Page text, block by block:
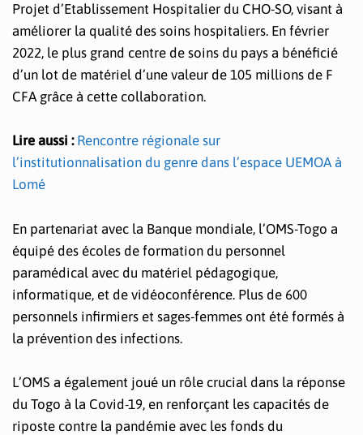
Projet d’Etablissement Hospitalier du CHO-SO, visant à
améliorer la qualité des soins hospitaliers. En février
2022, le plus grand centre de soins du pays a bénéficié
d’un lot de matériel d’une valeur de 105 millions de F
CFA grâce à cette collaboration.
Lire aussi : Rencontre régionale sur
l’institutionnalisation du genre dans l’espace UEMOA à
Lomé
En partenariat avec la Banque mondiale, l’OMS-Togo a
équipé des écoles de formation du personnel
paramédical avec du matériel pédagogique,
informatique, et de vidéoconférence. Plus de 600
personnels infirmiers et sages-femmes ont été formés à
la prévention des infections.
L’OMS a également joué un rôle crucial dans la réponse
du Togo à la Covid-19, en renforçant les capacités de
riposte contre la pandémie avec les fonds du